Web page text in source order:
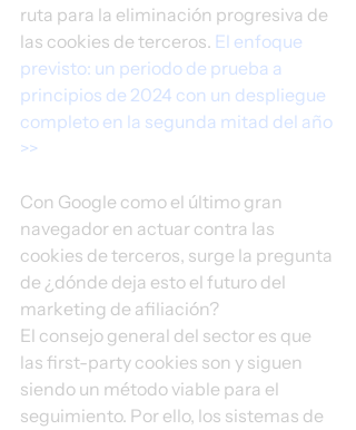
ruta para la eliminación progresiva de
las cookies de terceros. El enfoque
previsto: un periodo de prueba a
principios de 2024 con un despliegue
completo en la segunda mitad del año
>>
Con Google como el último gran
navegador en actuar contra las
cookies de terceros, surge la pregunta
de ¿dónde deja esto el futuro del
marketing de afiliación?
El consejo general del sector es que
las first-party cookies son y siguen
siendo un método viable para el
seguimiento. Por ello, los sistemas de